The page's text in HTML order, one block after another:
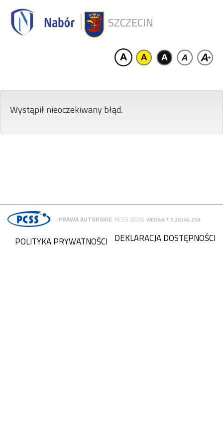
SZCZECIN
Wystąpił nieoczekiwany błąd.
PRAWA AUTORSKIE PCSS 2026 WERSJA 7.3.26204.258
DEKLARACJA DOSTĘPNOŚCI
POLITYKA PRYWATNOŚCI